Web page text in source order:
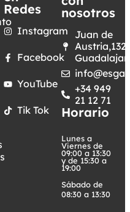
Redes
Instagram
Facebook
YouTube
Tik Tok
nosotros
Juan de
Austria,132.
+34 949
21 12 71
Horario
Lunes a
Viernes de
09:00 a 13:30
y de 15:30 a
19:00
Sábado de
08:30 a 13:30